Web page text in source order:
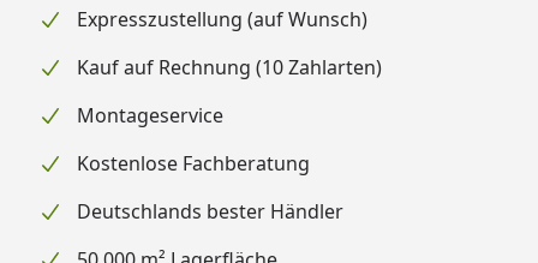
Expresszustellung (auf Wunsch)
Kauf auf Rechnung (10 Zahlarten)
Montageservice
Kostenlose Fachberatung
Deutschlands bester Händler